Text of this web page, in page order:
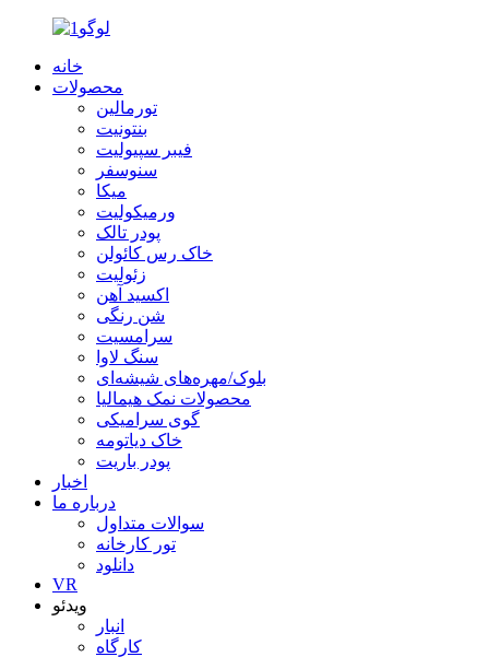
خانه
محصولات
تورمالین
بنتونیت
فیبر سپیولیت
سنوسفر
میکا
ورمیکولیت
پودر تالک
خاک رس کائولن
زئولیت
اکسید آهن
شن رنگی
سرامسیت
سنگ لاوا
بلوک/مهره‌های شیشه‌ای
محصولات نمک هیمالیا
گوی سرامیکی
خاک دیاتومه
پودر باریت
اخبار
درباره ما
سوالات متداول
تور کارخانه
دانلود
VR
ویدئو
انبار
کارگاه